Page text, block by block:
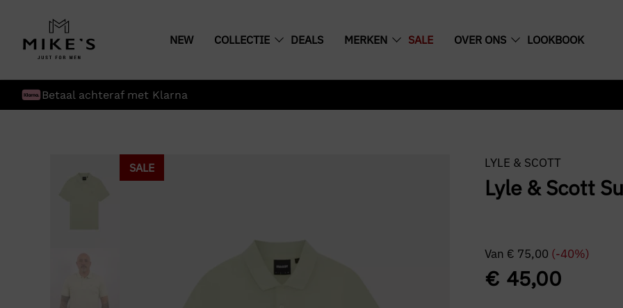
NEW COLLECTIE DEALS MERKEN SALE OVER ONS LOOKBOOK
Betaal achteraf met Klarna
SALE LYLE & SCOTT
Lyle & Scott
Van € 75,00 (-40%)
€45,00